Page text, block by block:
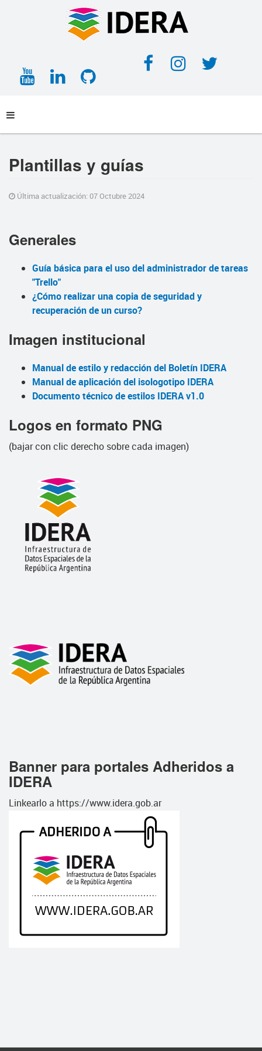
Facebook
YouTubeLinkedInGitHub
Plantillas y guías
Última actualización: 07 Octubre 2024
Generales
Guía básica para el uso del administrador de tareas
"Trello"
¿Cómo realizar una copia de seguridad y
recuperación de un curso?
Imagen institucional
Manual de estilo y redacción del Boletín IDERA
Manual de aplicación del isologotipo IDERA
Documento técnico de estilos IDERA v1.0
Logos en formato PNG
(bajar con clic derecho sobre cada imagen)
Banner para portales Adheridos a
IDERA
Linkearlo a https://www.idera.gob.ar